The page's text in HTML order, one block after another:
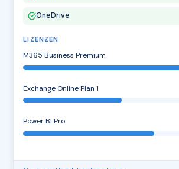
OneDrive
LIZENZEN
M365 Business Premium
Exchange Online Plan 1
Power BI Pro